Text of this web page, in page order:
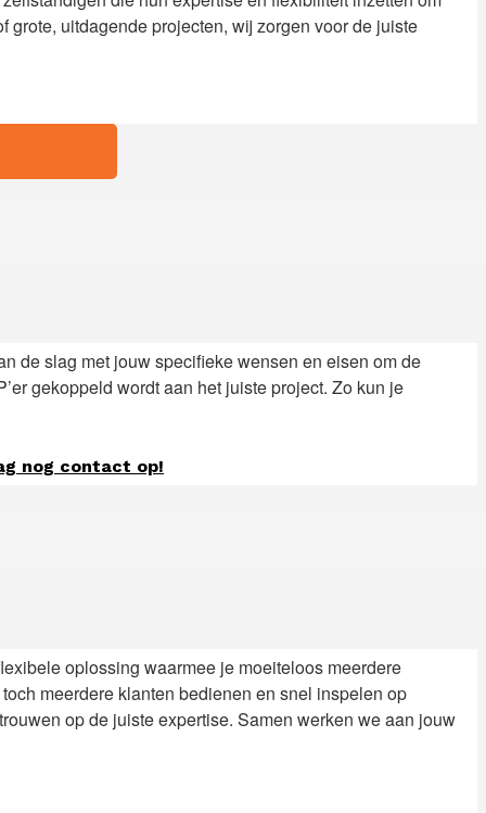
grote, uitdagende projecten, wij zorgen voor de juiste
de slag met jouw specifieke wensen en eisen om de
gekoppeld wordt aan het juiste project. Zo kun je
nog contact op!
oplossing waarmee je moeiteloos meerdere
meerdere klanten bedienen en snel inspelen op
op de juiste expertise. Samen werken we aan jouw